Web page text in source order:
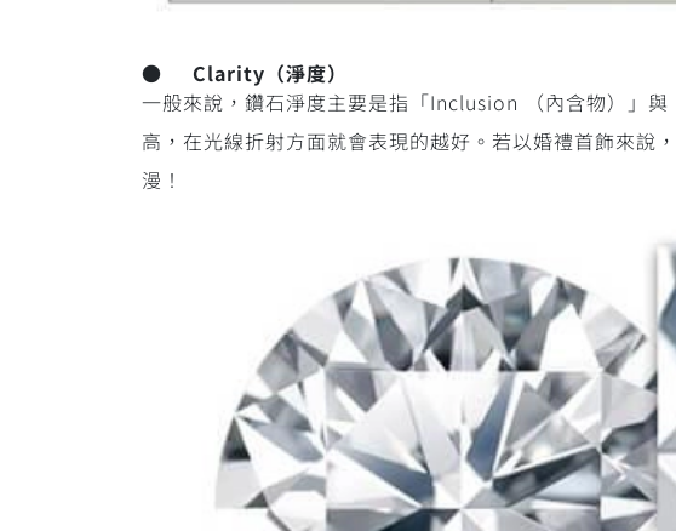
● Clarity（淨度）
一般來說，鑽石淨度主要是指「Inclusion （內含物）」
高，在光線折射方面就會表現的越好。若以婚禮首飾來說
漫！